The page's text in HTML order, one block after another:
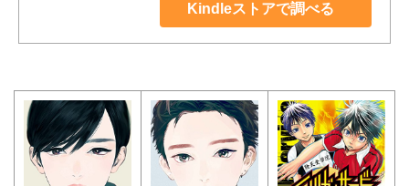
Kindleストアで調べる